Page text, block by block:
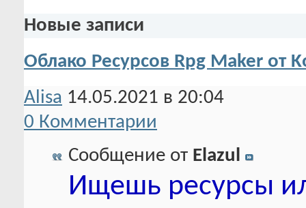
Новые записи
Облако Ресурсов Rpg Maker от
Alisa 14.05.2021 в 20:04
0 Комментарии
Сообщение от Elazul
Ищешь ресурсы